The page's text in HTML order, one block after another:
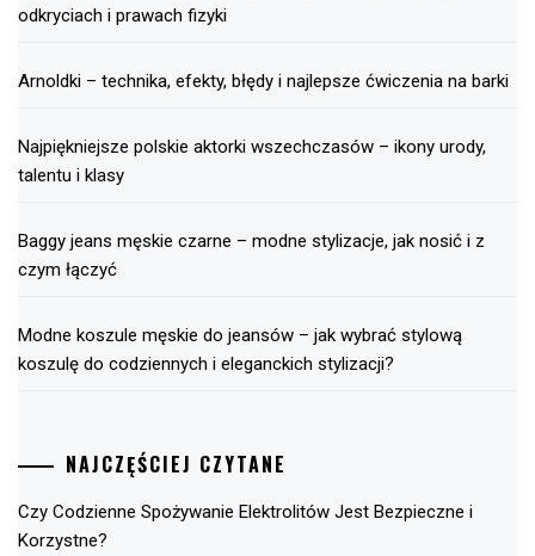
odkryciach i prawach fizyki
Arnoldki – technika, efekty, błędy i najlepsze ćwiczenia na barki
Najpiękniejsze polskie aktorki wszechczasów – ikony urody,
talentu i klasy
Baggy jeans męskie czarne – modne stylizacje, jak nosić i z
czym łączyć
Modne koszule męskie do jeansów – jak wybrać stylową
koszulę do codziennych i eleganckich stylizacji?
NAJCZĘŚCIEJ CZYTANE
Czy Codzienne Spożywanie Elektrolitów Jest Bezpieczne i
Korzystne?